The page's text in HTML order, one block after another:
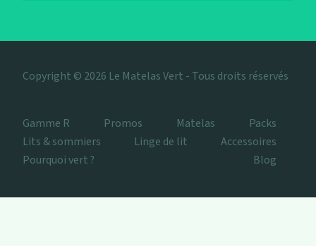
Copyright © 2026 Le Matelas Vert - Tous droits réservés
Gamme R Promos Matelas
Packs
Lits & sommiers
Linge de lit
Accessoires
Pourquoi vert ?
Blog